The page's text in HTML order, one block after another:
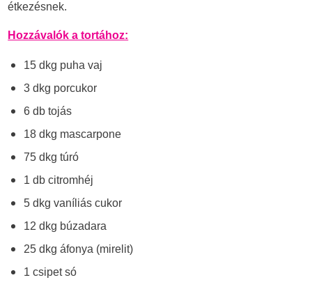
étkezésnek.
Hozzávalók a tortához:
15 dkg puha vaj
3 dkg porcukor
6 db tojás
18 dkg mascarpone
75 dkg túró
1 db citromhéj
5 dkg vaníliás cukor
12 dkg búzadara
25 dkg áfonya (mirelit)
1 csipet só